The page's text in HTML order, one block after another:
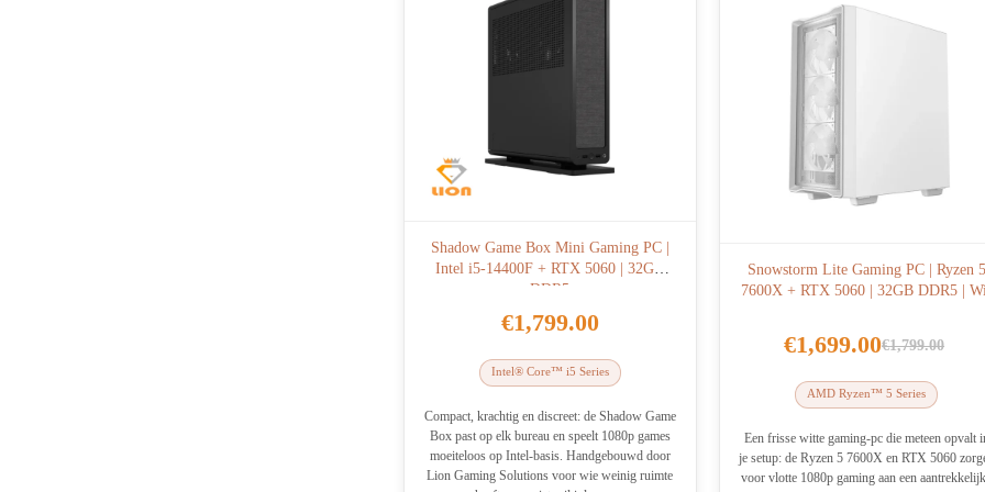
Shadow Game Box Mini Gaming PC |
Intel i5-14400F + RTX 5060 | 32GB
DDR5
€1,799.00
Intel® Core™ i5 Series
Compact, krachtig en discreet: de Shadow Game
Box past op elk bureau en speelt 1080p games
moeiteloos op Intel-basis. Handgebouwd door
Lion Gaming Solutions voor wie weinig ruimte
Snowstorm Lite Gaming PC | Ryzen 5
7600X + RTX 5060 | 32GB DDR5 |
€1,799.00
prijs
was:
€1,799.00.
€1,699.00Huidige
prijs
is:
€1,699.00.
AMD Ryzen™ 5 Series
Een frisse witte gaming-pc die meteen opvalt
je setup: de Ryzen 5 7600X en RTX 5060
voor vlotte 1080p gaming aan een